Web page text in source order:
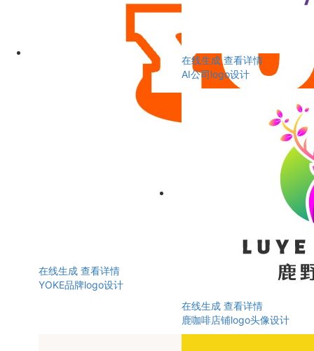
在线生成 查看详情
YOKE品牌logo设计
在线生成 查看详情
AI公司logo设计
在线生成 查看详情
鹿咖啡店铺logo头像设计